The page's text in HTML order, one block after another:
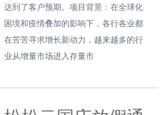
达到了客户预期。项目背景：在全球化
困境和疫情叠加的影响下，各行各业都
在苦苦寻求增长新动力，越来越多的行
业从增量市场进入存量市